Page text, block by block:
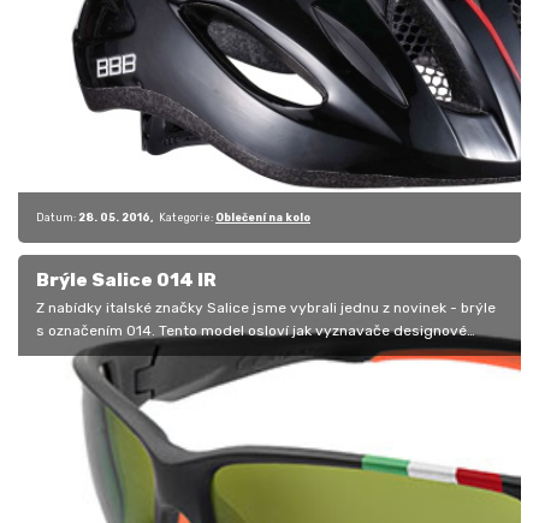
Datum: 28. 05. 2016 Kategorie: Oblečení na kolo
Brýle Salice 014 IR
Z nabídky italské značky Salice jsme vybrali jednu z novinek - brýle
s označením 014. Tento model osloví jak vyznavače designové
klasiky,…